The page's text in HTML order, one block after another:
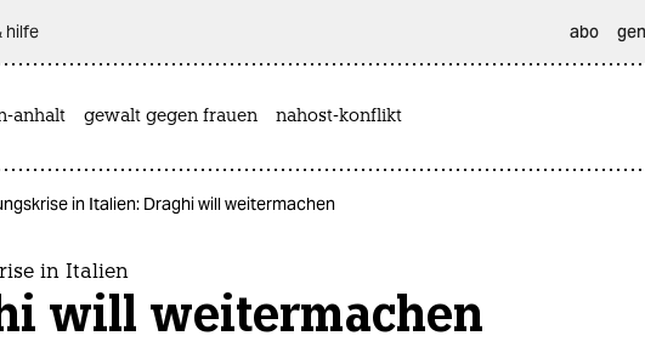
hilfe abo
anhalt gewalt gegen frauen nahost-konflikt
in Italien: Draghi will weitermachen
in Italien
will weitermachen